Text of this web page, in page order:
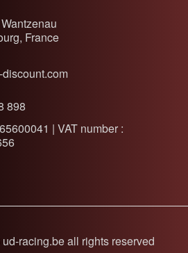
France
898
| VAT number :
racing.be all rights reserved